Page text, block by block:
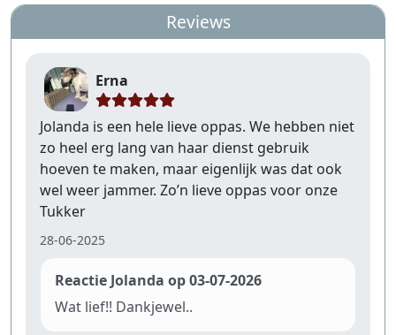
Reviews
Erna
Jolanda is een hele lieve oppas. We hebben niet
zo heel erg lang van haar dienst gebruik
hoeven te maken, maar eigenlijk was dat ook
wel weer jammer. Zo’n lieve oppas voor onze
Tukker
28-06-2025
Reactie Jolanda op 03-07-2026
Wat lief!! Dankjewel..